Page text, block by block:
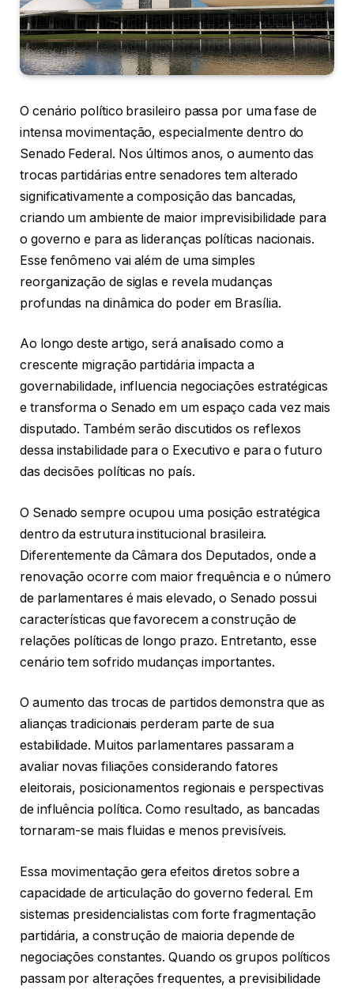
O cenário político brasileiro passa por uma fase de
intensa movimentação, especialmente dentro do
Senado Federal. Nos últimos anos, o aumento das
trocas partidárias entre senadores tem alterado
significativamente a composição das bancadas,
criando um ambiente de maior imprevisibilidade para
o governo e para as lideranças políticas nacionais.
Esse fenômeno vai além de uma simples
reorganização de siglas e revela mudanças
profundas na dinâmica do poder em Brasília.
Ao longo deste artigo, será analisado como a
crescente migração partidária impacta a
governabilidade, influencia negociações estratégicas
e transforma o Senado em um espaço cada vez mais
disputado. Também serão discutidos os reflexos
dessa instabilidade para o Executivo e para o futuro
das decisões políticas no país.
O Senado sempre ocupou uma posição estratégica
dentro da estrutura institucional brasileira.
Diferentemente da Câmara dos Deputados, onde a
renovação ocorre com maior frequência e o número
de parlamentares é mais elevado, o Senado possui
características que favorecem a construção de
relações políticas de longo prazo. Entretanto, esse
cenário tem sofrido mudanças importantes.
O aumento das trocas de partidos demonstra que as
alianças tradicionais perderam parte de sua
estabilidade. Muitos parlamentares passaram a
avaliar novas filiações considerando fatores
eleitorais, posicionamentos regionais e perspectivas
de influência política. Como resultado, as bancadas
tornaram-se mais fluidas e menos previsíveis.
Essa movimentação gera efeitos diretos sobre a
capacidade de articulação do governo federal. Em
sistemas presidencialistas com forte fragmentação
partidária, a construção de maioria depende de
negociações constantes. Quando os grupos políticos
passam por alterações frequentes, a previsibilidade